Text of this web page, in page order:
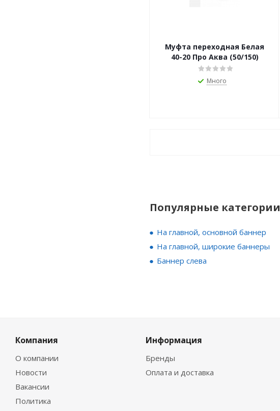
Муфта переходная Белая
40-20 Про Аква (50/150)
Много
Популярные категории
На главной, основной баннер
На главной, широкие баннеры
Баннер слева
Компания
О компании
Новости
Вакансии
Политика
Информация
Бренды
Оплата и доставка